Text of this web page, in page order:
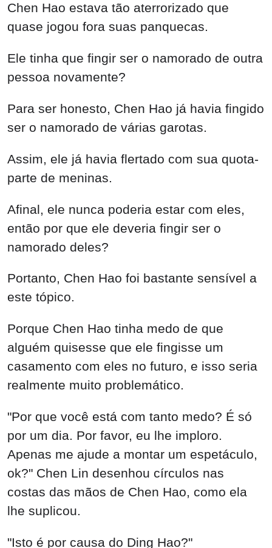
Chen Hao estava tão aterrorizado que
quase jogou fora suas panquecas.
Ele tinha que fingir ser o namorado de outra
pessoa novamente?
Para ser honesto, Chen Hao já havia fingido
ser o namorado de várias garotas.
Assim, ele já havia flertado com sua quota-
parte de meninas.
Afinal, ele nunca poderia estar com eles,
então por que ele deveria fingir ser o
namorado deles?
Portanto, Chen Hao foi bastante sensível a
este tópico.